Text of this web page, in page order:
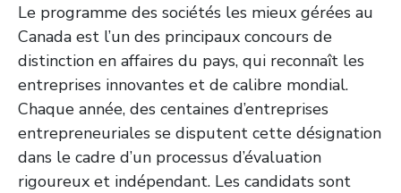
Le programme des sociétés les mieux gérées au
Canada est l’un des principaux concours de
distinction en affaires du pays, qui reconnaît les
entreprises innovantes et de calibre mondial.
Chaque année, des centaines d’entreprises
entrepreneuriales se disputent cette désignation
dans le cadre d’un processus d’évaluation
rigoureux et indépendant. Les candidats sont